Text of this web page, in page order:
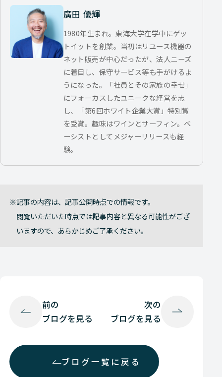
廣田 優輝
1980年生まれ。東海大学在学中にゲッ
トイットを創業。当初はリユース機器の
ネット販売が中心だったが、法人ニーズ
に着目し、保守サービス等も手がけるよ
うになった。「社員とその家族の幸せ」
にフォーカスしたユニークな経営を志
し、「第6回ホワイト企業大賞」特別賞
を受賞。趣味はワインとサーフィン。ベ
ーシストとしてメジャーリリースも経
験。
記事の内容は、記事公開時点での情報です。
閲覧いただいた時点では記事内容と異なる可能性がござ
いますので、あらかじめご了承ください。
前の
ブログを見る
ブログ一覧に戻る
次の
ブログを見る